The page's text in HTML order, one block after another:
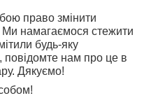
право змінити
Ми намагаємося стежити
будь-яку
повідомте нам про це в
Дякуємо!